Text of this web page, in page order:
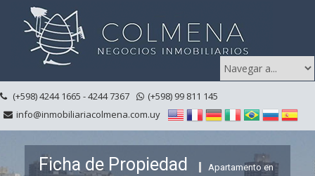
(+598) 4244 1665 - 4244 7367
(+598) 99 811 145
info@inmobiliariacolmena.com.uy
Ficha de Propiedad Apartamento en